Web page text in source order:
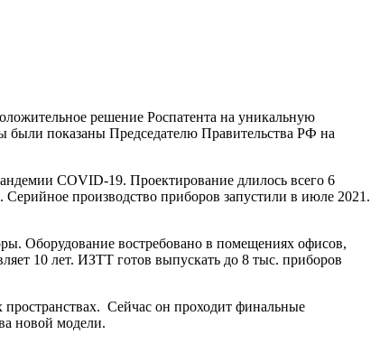
решение Роспатента на уникальную
были показаны Председателю Правительства РФ на
COVID-19. Проектирование длилось всего 6
производство приборов запустили в июле 2021.
Оборудование востребовано в помещениях офисов,
10 лет. ИЗТТ готов выпускать до 8 тыс. приборов
пространствах. Сейчас он проходит финальные
новой модели.